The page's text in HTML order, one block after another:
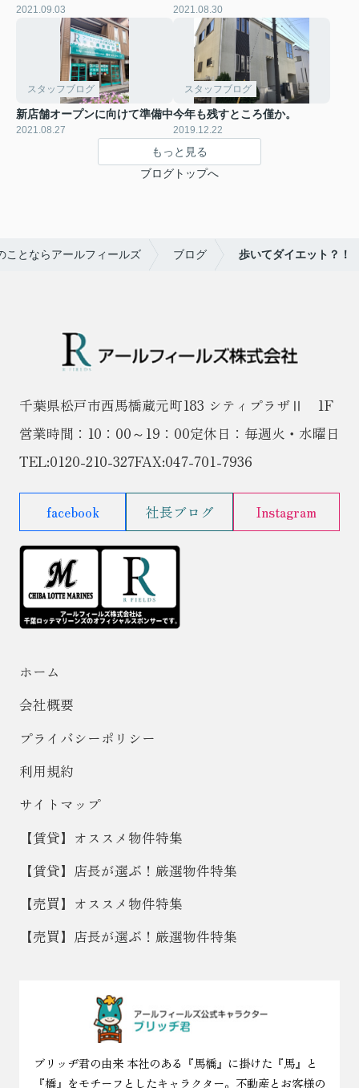
2021.09.03 2021.08.30
スタッフブログ
新店舗オープンに向けて準備中
2021.08.27
スタッフブログ
今年も残すところ僅か。
2019.12.22
もっと見る
ブログトップへ
ことならアールフィールズ ブログ 歩いてダイエット？！
千葉県松戸市西馬橋蔵元町183 シティプラザⅡ 1F
営業時間：10：00～19：00定休日：毎週火・水曜日
TEL:0120-210-327FAX:047-701-7936
facebook 社長ブログ Instagram
ホーム
会社概要
プライバシーポリシー
利用規約
サイトマップ
【賃貸】オススメ物件特集
【賃貸】店長が選ぶ！厳選物件特集
【売買】オススメ物件特集
【売買】店長が選ぶ！厳選物件特集
ブリッヂ君の由来 本社のある『馬橋』に掛けた『馬』と
『橋』をモチーフとしたキャラクター。不動産とお客様の